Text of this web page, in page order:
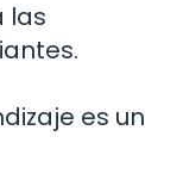
las
es un